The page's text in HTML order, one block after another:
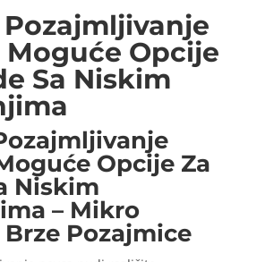
Moguće Opcije
Sa Niskim
Opcije Za
Niskim
– Mikro
Pozajmice